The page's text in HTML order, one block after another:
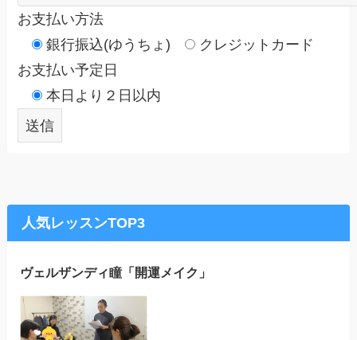
お支払い方法
銀行振込(ゆうちょ)
クレジットカード
お支払い予定日
本日より２日以内
人気レッスンTOP3
ヴェルザンディ瞳「開運メイク」